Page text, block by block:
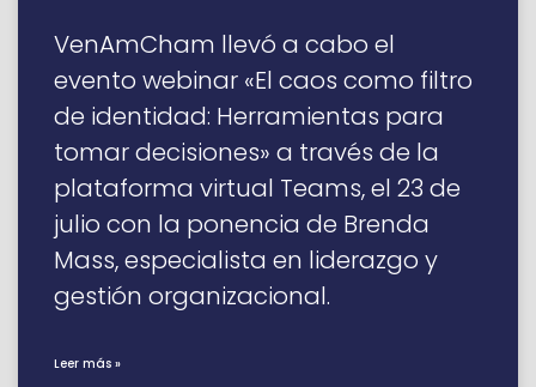
VenAmCham llevó a cabo el
evento webinar «El caos como filtro
de identidad: Herramientas para
tomar decisiones» a través de la
plataforma virtual Teams, el 23 de
julio con la ponencia de Brenda
Mass, especialista en liderazgo y
gestión organizacional.
Leer más »